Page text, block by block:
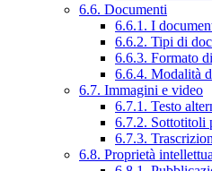
6.6. Documenti
6.6.1. I
6.6.2. Tipi di
6.6.3. Formato
6.6.4. Modalità
6.7. Immagini e video
6.7.1. Testo
6.7.2. Sottotitoli
6.7.3.
6.8. Proprietà